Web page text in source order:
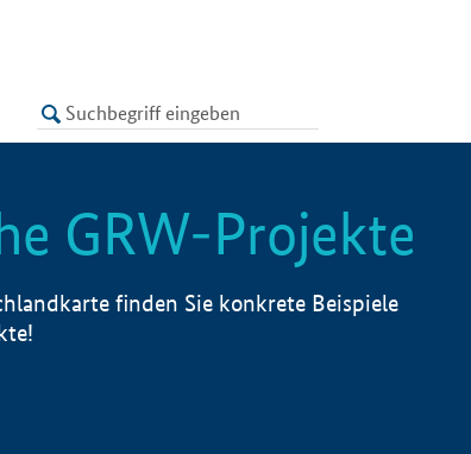
LISTE
GRW-Projekte
finden Sie konkrete Beispiele